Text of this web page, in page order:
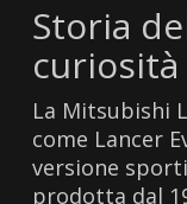
Storia
curiosità
La Mitsubishi
come Lancer
versione
prodotta dal